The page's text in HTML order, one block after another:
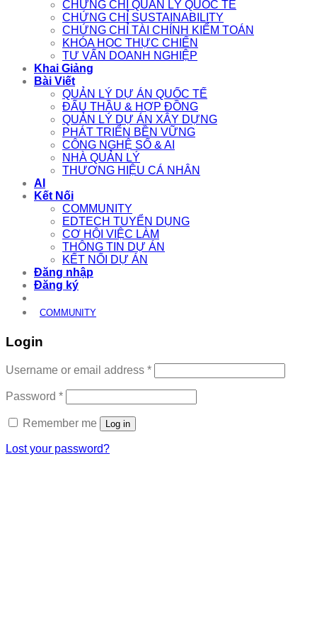
CHỨNG CHỈ QUẢN LÝ QUỐC TẾ
CHỨNG CHỈ SUSTAINABILITY
CHỨNG CHỈ TÀI CHÍNH KIỂM TOÁN
KHÓA HỌC THỰC CHIẾN
TƯ VẤN DOANH NGHIỆP
Khai Giảng
Bài Viết
QUẢN LÝ DỰ ÁN QUỐC TẾ
ĐẤU THẦU & HỢP ĐỒNG
QUẢN LÝ DỰ ÁN XÂY DỰNG
PHÁT TRIỂN BỀN VỮNG
CÔNG NGHỆ SỐ & AI
NHÀ QUẢN LÝ
THƯƠNG HIỆU CÁ NHÂN
AI
Kết Nối
COMMUNITY
EDTECH TUYỂN DỤNG
CƠ HỘI VIỆC LÀM
THÔNG TIN DỰ ÁN
KẾT NỐI DỰ ÁN
Đăng nhập
Đăng ký
COMMUNITY
Login
Username or email address *Required
Password *Required
Remember me Log in
Lost your password?